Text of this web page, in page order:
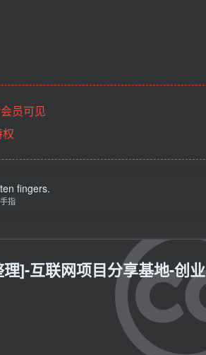
员可见
fingers.
指
]-互联网项目分享基地-创业